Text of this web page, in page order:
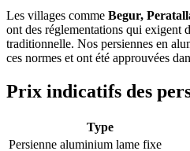
Les villages comme Begur,
ont des réglementations qui exigent
traditionnelle. Nos persiennes en
ces normes et ont été approuvées
Prix indicatifs des
Type
Persienne aluminium lame fixe